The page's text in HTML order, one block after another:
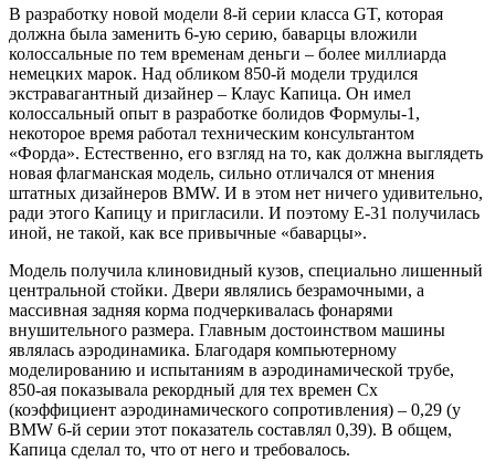
В разработку новой модели 8-й серии класса GT, которая
должна была заменить 6-ую серию, баварцы вложили
колоссальные по тем временам деньги – более миллиарда
немецких марок. Над обликом 850-й модели трудился
экстравагантный дизайнер – Клаус Капица. Он имел
колоссальный опыт в разработке болидов Формулы-1,
некоторое время работал техническим консультантом
«Форда». Естественно, его взгляд на то, как должна выглядеть
новая флагманская модель, сильно отличался от мнения
штатных дизайнеров BMW. И в этом нет ничего удивительно,
ради этого Капицу и пригласили. И поэтому Е-31 получилась
иной, не такой, как все привычные «баварцы».
Модель получила клиновидный кузов, специально лишенный
центральной стойки. Двери являлись безрамочными, а
массивная задняя корма подчеркивалась фонарями
внушительного размера. Главным достоинством машины
являлась аэродинамика. Благодаря компьютерному
моделированию и испытаниям в аэродинамической трубе,
850-ая показывала рекордный для тех времен Сх
(коэффициент аэродинамического сопротивления) – 0,29 (у
BMW 6-й серии этот показатель составлял 0,39). В общем,
Капица сделал то, что от него и требовалось.